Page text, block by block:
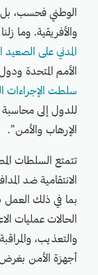
الوطني فحسب، بل
والأفريقية. وما
المدني على الصعيد
الأمم المتحدة
سلطت الإجراءات
للدول إلى
الإرهاب والأمن”.
تتمتع السلطات
الانتقامية ضد
بما في ذلك العمل
الحالات عمليات
والتعذيب،
أجهزة الأمن